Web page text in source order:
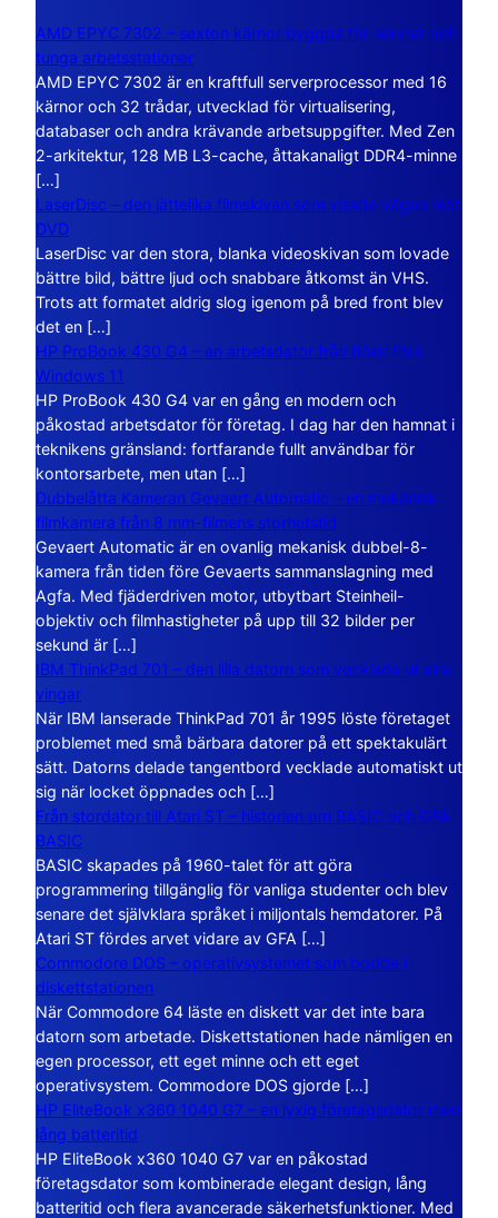
AMD EPYC 7302 – sexton kärnor byggda för servrar och
tunga arbetsstationer
AMD EPYC 7302 är en kraftfull serverprocessor med 16
kärnor och 32 trådar, utvecklad för virtualisering,
databaser och andra krävande arbetsuppgifter. Med Zen
2-arkitektur, 128 MB L3-cache, åttakanaligt DDR4-minne
[…]
LaserDisc – den jättelika filmskivan som visade vägen mot
DVD
LaserDisc var den stora, blanka videoskivan som lovade
bättre bild, bättre ljud och snabbare åtkomst än VHS.
Trots att formatet aldrig slog igenom på bred front blev
det en […]
HP ProBook 430 G4 – en arbetsdator från tiden före
Windows 11
HP ProBook 430 G4 var en gång en modern och
påkostad arbetsdator för företag. I dag har den hamnat i
teknikens gränsland: fortfarande fullt användbar för
kontorsarbete, men utan […]
Dubbelåtta Kameran Gevaert Automatic – en mekanisk
filmkamera från 8 mm-filmens storhetstid
Gevaert Automatic är en ovanlig mekanisk dubbel-8-
kamera från tiden före Gevaerts sammanslagning med
Agfa. Med fjäderdriven motor, utbytbart Steinheil-
objektiv och filmhastigheter på upp till 32 bilder per
sekund är […]
IBM ThinkPad 701 – den lilla datorn som vecklade ut sina
vingar
När IBM lanserade ThinkPad 701 år 1995 löste företaget
problemet med små bärbara datorer på ett spektakulärt
sätt. Datorns delade tangentbord vecklade automatiskt ut
sig när locket öppnades och […]
Från stordator till Atari ST – historien om BASIC och GFA
BASIC
BASIC skapades på 1960-talet för att göra
programmering tillgänglig för vanliga studenter och blev
senare det självklara språket i miljontals hemdatorer. På
Atari ST fördes arvet vidare av GFA […]
Commodore DOS – operativsystemet som bodde i
diskettstationen
När Commodore 64 läste en diskett var det inte bara
datorn som arbetade. Diskettstationen hade nämligen en
egen processor, ett eget minne och ett eget
operativsystem. Commodore DOS gjorde […]
HP EliteBook x360 1040 G7 – en lyxig företagsdator med
lång batteritid
HP EliteBook x360 1040 G7 var en påkostad
företagsdator som kombinerade elegant design, lång
batteritid och flera avancerade säkerhetsfunktioner. Med